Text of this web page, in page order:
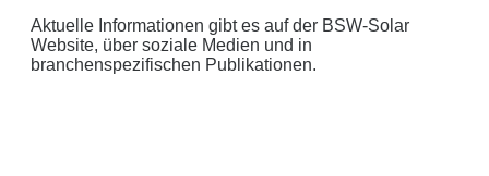
Aktuelle Informationen gibt es auf der BSW-Solar
Website, über soziale Medien und in
branchenspezifischen Publikationen.